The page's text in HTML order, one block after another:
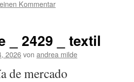
Kommentar
_ 2429 _ textil
2026von andrea milde
/ Día de